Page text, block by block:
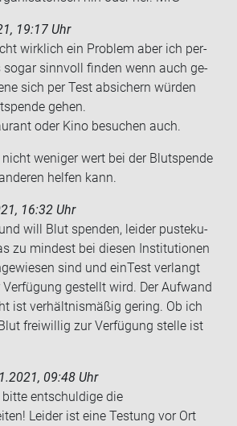
19:17 Uhr
wirk­lich ein Pro­blem aber ich per­
sogar sinn­voll fin­den wenn auch ge­
sich per Test ab­si­chern wür­den
gehen.
oder Kino be­su­chen auch.
we­ni­ger wert bei der Blut­spen­de
hel­fen kann.
16:32 Uhr
will Blut spen­den, lei­der pus­te­ku­
zu min­dest bei die­sen In­sti­tu­tio­nen
sind und ein­Test ver­langt
ge­stellt wird. Der Auf­wand
ist ver­hält­nis­mä­ßig ge­ring. Ob ich
frei­wil­lig zur Ver­fü­gung stel­le ist
09:48 Uhr
entschuldige die
Leider ist eine Testung vor Ort